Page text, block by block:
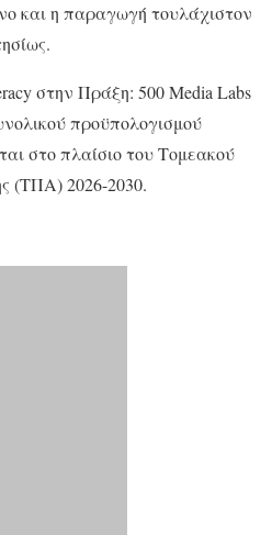
και η παραγωγή τουλάχιστον
στην Πράξη: 500 Media Labs
προϋπολογισμού
στο πλαίσιο του Τομεακού
(ΤΠΑ) 2026-2030.